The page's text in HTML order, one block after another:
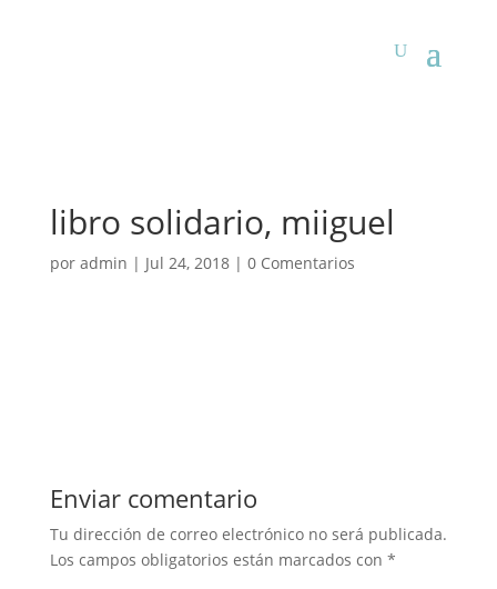
libro solidario, miiguel
por admin | Jul 24, 2018| 0 Comentarios
Enviar comentario
Tu dirección de correo electrónico no será publicada.
Los campos obligatorios están marcados con *